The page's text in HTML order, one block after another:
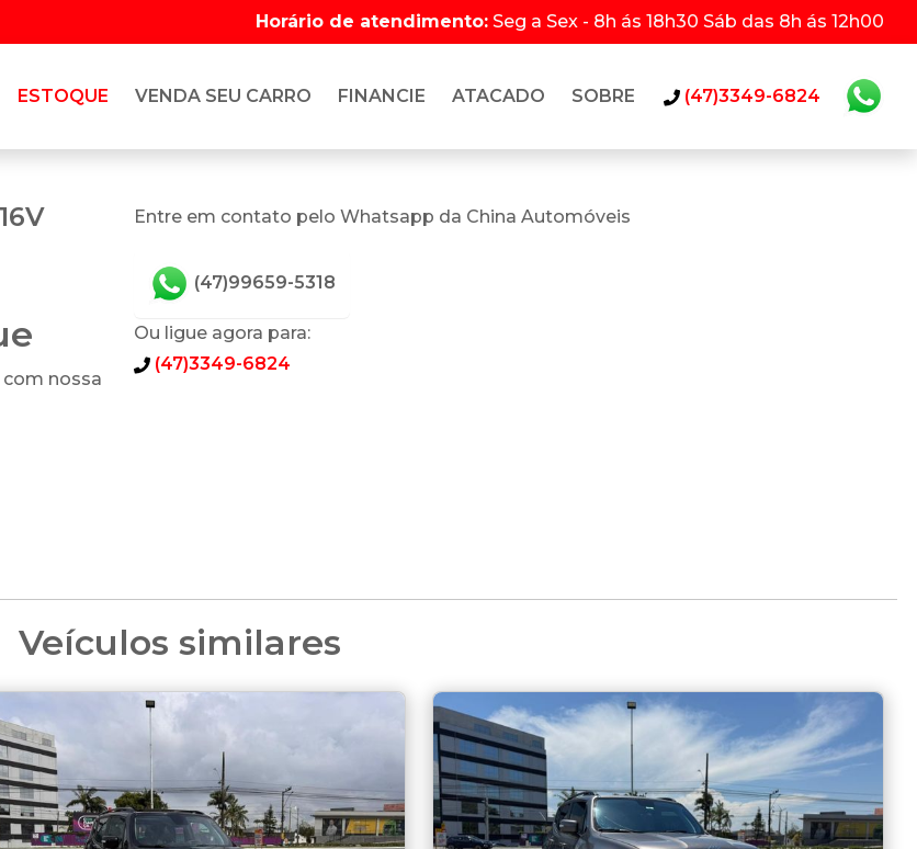
Horário de atendimento: Seg a Sex - 8h ás 18h30 Sáb das 8h ás 12h00
ESTOQUE VENDA SEU CARRO FINANCIE ATACADO SOBRE (47)3349-6824
nossa
Entre em contato pelo Whatsapp da China Automóveis
(47)99659-5318
Ou ligue agora para:
(47)3349-6824
Veículos similares